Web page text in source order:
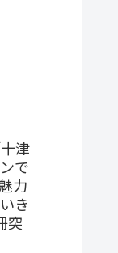
津
で
力
き
突